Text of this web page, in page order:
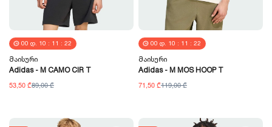
00 Დ. 10 : 11 : 21
Მაისური
Adidas - M CAMO CIR T
53,50 ₾89,00 ₾
00 Დ. 10 : 11 : 21
Მაისური
Adidas - M MOS HOOP T
71,50 ₾119,00 ₾